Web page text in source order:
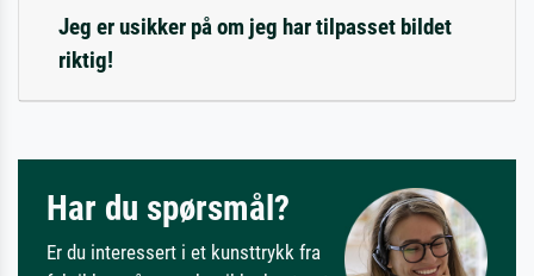
Jeg er usikker på om jeg har tilpasset bildet
riktig!
Har du spørsmål?
Er du interessert i et kunsttrykk fra